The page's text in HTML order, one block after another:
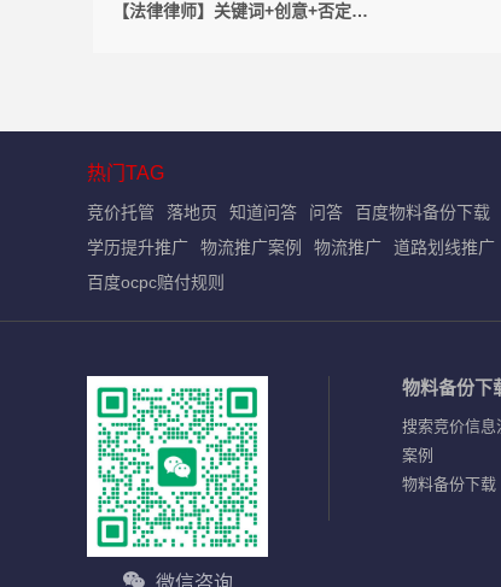
【法律律师】关键词+创意+否定关
热门TAG
竞价托管 落地页 知道问答 问答 百度物料备份下载
学历提升推广
物流推广案例 物流推广 道路划线推广
百度ocpc赔付规则
微信咨询
物料备份下
搜索竞价信息
案例
物料备份下载